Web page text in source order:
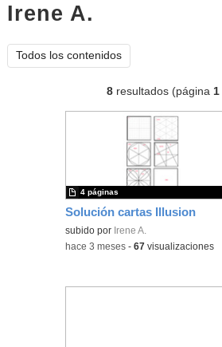
Irene A.
Todos los contenidos
8 resultados (página1
Solución cartas Illusion
Contenido educativo.
subido por Irene A.
4 páginas
-hace 3 meses -67 visualizaciones